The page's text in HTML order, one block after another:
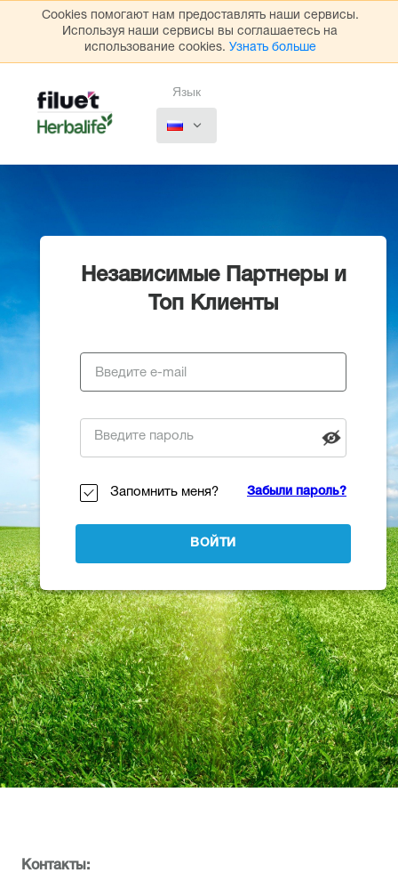
Cookies помогают нам предоставлять наши сервисы.
Используя наши сервисы вы соглашаетесь на
использование cookies. Узнать больше
Язык
Независимые Партнеры и
Топ Клиенты
Запомнить меня? Забыли пароль?
ВОЙТИ
Контакты: